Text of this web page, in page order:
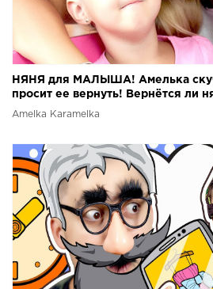
НЯНЯ для МАЛЫША! Амелька
просит ее вернуть! Вернётся ли
Amelka Karamelka